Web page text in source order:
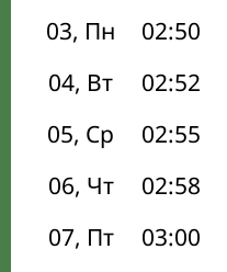
03, Пн
02:50
04, Вт
02:52
05, Ср
02:55
06, Чт
02:58
07, Пт
03:00